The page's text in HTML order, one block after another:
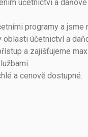
účetnictví a
programy a jsme
oblasti účetnictví a
a zajišťujeme
a cenově dostupné.